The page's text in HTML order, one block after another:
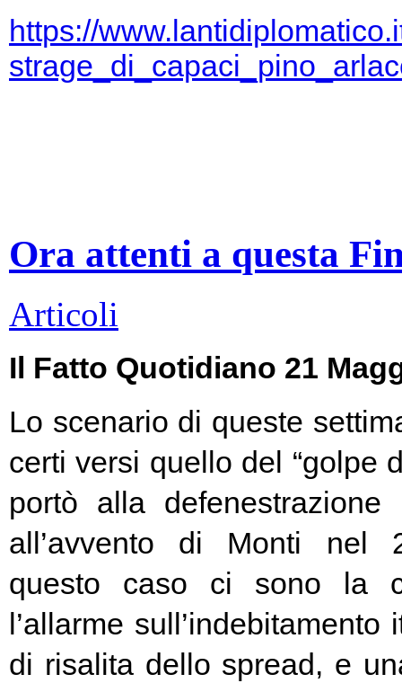
https://
Ora attenti a questa
Articoli
Il Fatto Quotidiano 21
Lo scenario di queste
certi versi quello del “golpe
portò alla
all’avvento di Monti nel
questo caso ci sono la
l’allarme
di risalita dello spread, e